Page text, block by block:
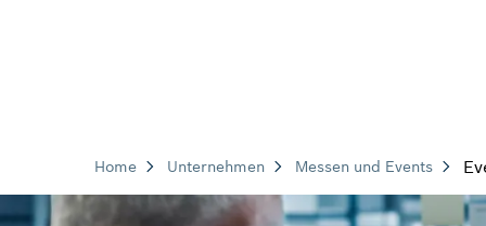
Home Unternehmen Messen und Events